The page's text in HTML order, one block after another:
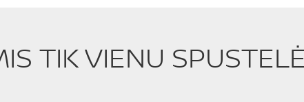
TIK VIENU